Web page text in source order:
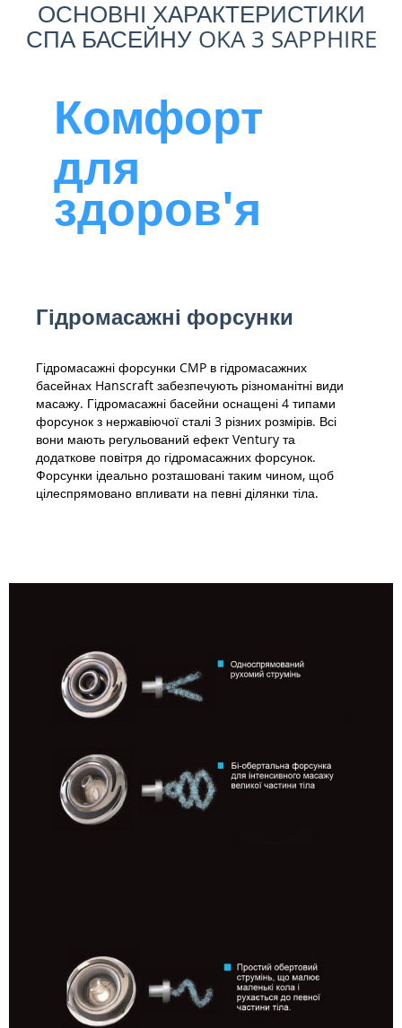
ОСНОВНІ ХАРАКТЕРИСТИКИ
СПА БАСЕЙНУ OKA 3 SAPPHIRE
Комфорт
для
здоров'я
Гідромасажні форсунки
Гідромасажні форсунки CMP в гідромасажних
басейнах Hanscraft забезпечують різноманітні види
масажу. Гідромасажні басейни оснащені 4 типами
форсунок з нержавіючої сталі 3 різних розмірів. Всі
вони мають регульований ефект Ventury та
додаткове повітря до гідромасажних форсунок.
Форсунки ідеально розташовані таким чином, щоб
цілеспрямовано впливати на певні ділянки тіла.